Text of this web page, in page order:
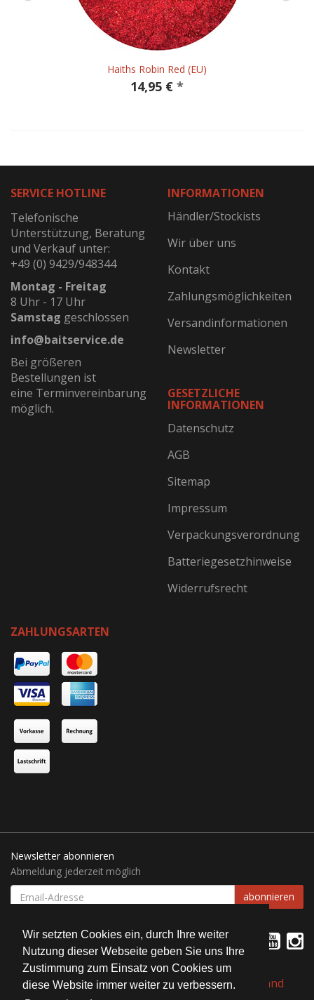
Wir setzten Cookies ein, durch Ihre weiter
Nutzung dieser Webseite geben Sie uns Ihre
Zustimmung zum Einsatz von Cookies um
diese Website immer weiter zu verbessern.
Haiths Robin Red (EU)
14,95 € *
SERVICE HOTLINE
Telefonische
Unterstützung, Beratung
und Verkauf unter:
+49 (0) 9429/948344
Montag - Freitag
8 Uhr - 17 Uhr
Samstag geschlossen
info@baitservice.de
Bei größeren
Bestellungen ist
eine Terminvereinbarung
möglich.
INFORMATIONEN
Händler/Stockists
Wir über uns
Kontakt
Zahlungsmöglichkeiten
Versandinformationen
Newsletter
GESETZLICHE
INFORMATIONEN
Datenschutz
AGB
Sitemap
Impressum
Verpackungsverordnung
Batteriegesetzhinweise
Widerrufsrecht
ZAHLUNGSARTEN
Newsletter abonnieren
Abmeldung jederzeit möglich
EMAIL-
ADRESSE
abonnieren
*Alle Preise inkl. gesetzlicher USt., zzgl. Versand